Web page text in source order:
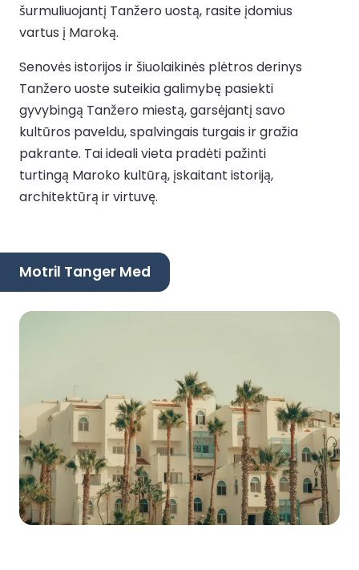
šurmuliuojantį Tanžero uostą, rasite įdomius
vartus į Maroką.
Senovės istorijos ir šiuolaikinės plėtros derinys
Tanžero uoste suteikia galimybę pasiekti
gyvybingą Tanžero miestą, garsėjantį savo
kultūros paveldu, spalvingais turgais ir gražia
pakrante. Tai ideali vieta pradėti pažinti
turtingą Maroko kultūrą, įskaitant istoriją,
architektūrą ir virtuvę.
Motril Tanger Med